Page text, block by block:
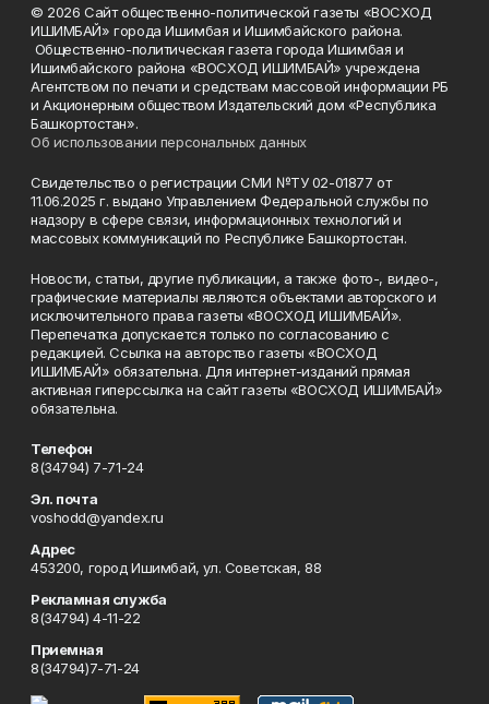
© 2026 Сайт общественно-политической газеты «ВОСХОД
ИШИМБАЙ» города Ишимбая и Ишимбайского района.
Общественно-политическая газета города Ишимбая и
Ишимбайского района «ВОСХОД ИШИМБАЙ» учреждена
Агентством по печати и средствам массовой информации РБ
и Акционерным обществом Издательский дом «Республика
Башкортостан».
Об использовании персональных данных
Свидетельство о регистрации СМИ №ТУ 02-01877 от
11.06.2025 г. выдано Управлением Федеральной службы по
надзору в сфере связи, информационных технологий и
массовых коммуникаций по Республике Башкортостан.
Новости, статьи, другие публикации, а также фото-, видео-,
графические материалы являются объектами авторского и
исключительного права газеты «ВОСХОД ИШИМБАЙ».
Перепечатка допускается только по согласованию с
редакцией. Ссылка на авторство газеты «ВОСХОД
ИШИМБАЙ» обязательна. Для интернет-изданий прямая
активная гиперссылка на сайт газеты «ВОСХОД ИШИМБАЙ»
обязательна.
Телефон
8(34794) 7-71-24
Эл. почта
voshodd@yandex.ru
Адрес
453200, город Ишимбай, ул. Советская, 88
Рекламная служба
8(34794) 4-11-22
Приемная
8(34794)7-71-24